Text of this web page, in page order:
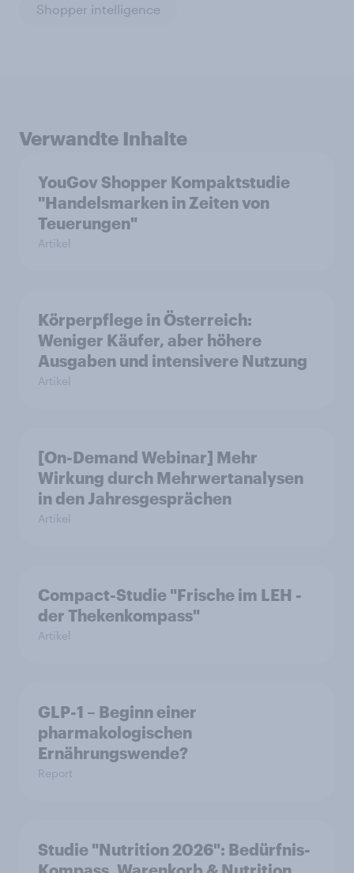
Shopper intelligence
Verwandte Inhalte
YouGov Shopper Kompaktstudie
"Handelsmarken in Zeiten von
Teuerungen"
Artikel
Körperpflege in Österreich:
Weniger Käufer, aber höhere
Ausgaben und intensivere Nutzung
Artikel
[On-Demand Webinar] Mehr
Wirkung durch Mehrwertanalysen
in den Jahresgesprächen
Artikel
Compact-Studie "Frische im LEH -
der Thekenkompass"
Artikel
GLP-1 – Beginn einer
pharmakologischen
Ernährungswende?
Report
Studie "Nutrition 2026": Bedürfnis-